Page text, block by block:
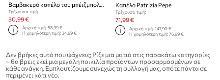
Τρέχουσα τιμή:
30,99 €
Αρχική τιμή:58,99 €
Η χαμηλότερη τιμή:34,99 €
Καπέλο Patrizia Pepe
Τρέχουσα τιμή:
71,99 €
Αρχική τιμή:147,90 €
Η χαμηλότερη τιμή:76,99 €
Δεν βρήκες αυτό που ψάχνεις; Ρίξε μια ματιά στις παρακάτω κατηγορίες
– θα βρεις εκεί μια μεγάλη ποικιλία προϊόντων προσαρμοσμένων σε
κάθε ανάγκη. Εμπλουτίζουμε συνεχώς τη συλλογή μας, οπότε πάντα σε
περιμένει κάτι νέο.